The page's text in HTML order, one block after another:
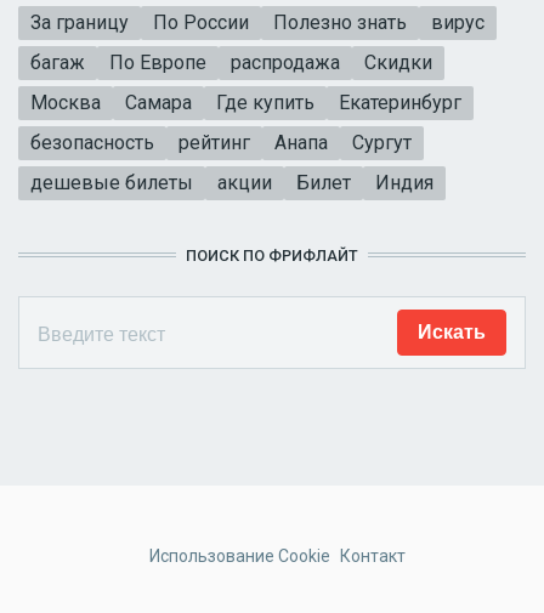
За границу По России Полезно знать
вирус
багаж
По Европе распродажа
Скидки
Москва
Самара Где купить
Екатеринбург
безопасность
рейтинг Анапа
Сургут
дешевые билеты
акции Билет Индия
ПОИСК ПО ФРИФЛАЙТ
Использование Cookie Контакт